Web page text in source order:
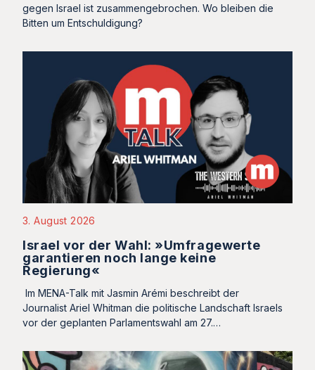
gegen Israel ist zusammengebrochen. Wo bleiben die
Bitten um Entschuldigung?
3. August 2026
Israel vor der Wahl: »Umfragewerte
garantieren noch lange keine
Regierung«
Im MENA-Talk mit Jasmin Arémi beschreibt der
Journalist Ariel Whitman die politische Landschaft Israels
vor der geplanten Parlamentswahl am 27.…